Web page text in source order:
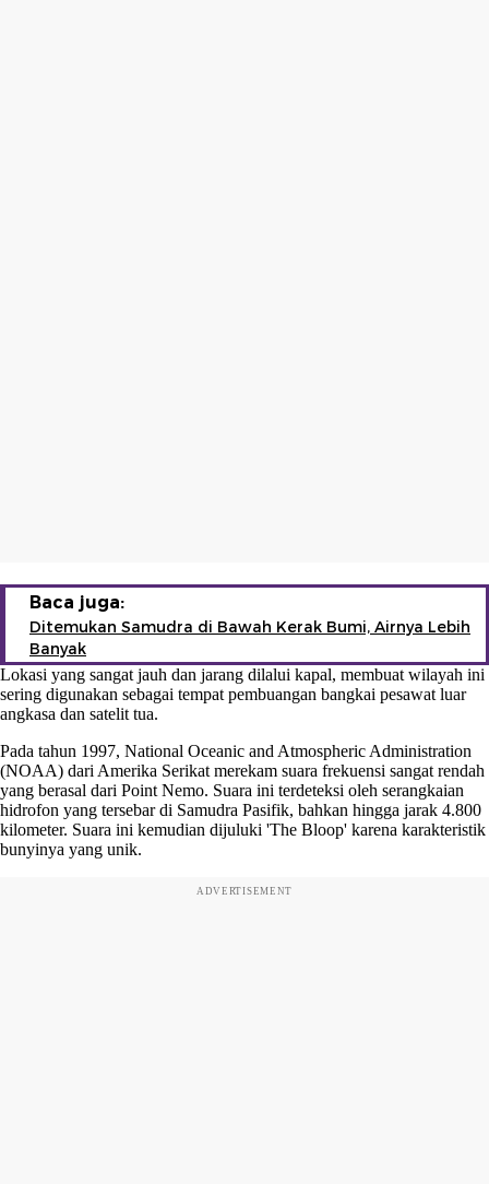
Baca juga:
Ditemukan Samudra di Bawah Kerak Bumi, Airnya Lebih
Banyak
Lokasi yang sangat jauh dan jarang dilalui kapal, membuat wilayah ini
sering digunakan sebagai tempat pembuangan bangkai pesawat luar
angkasa dan satelit tua.
Pada tahun 1997, National Oceanic and Atmospheric Administration
(NOAA) dari Amerika Serikat merekam suara frekuensi sangat rendah
yang berasal dari Point Nemo. Suara ini terdeteksi oleh serangkaian
hidrofon yang tersebar di Samudra Pasifik, bahkan hingga jarak 4.800
kilometer. Suara ini kemudian dijuluki 'The Bloop' karena karakteristik
bunyinya yang unik.
ADVERTISEMENT